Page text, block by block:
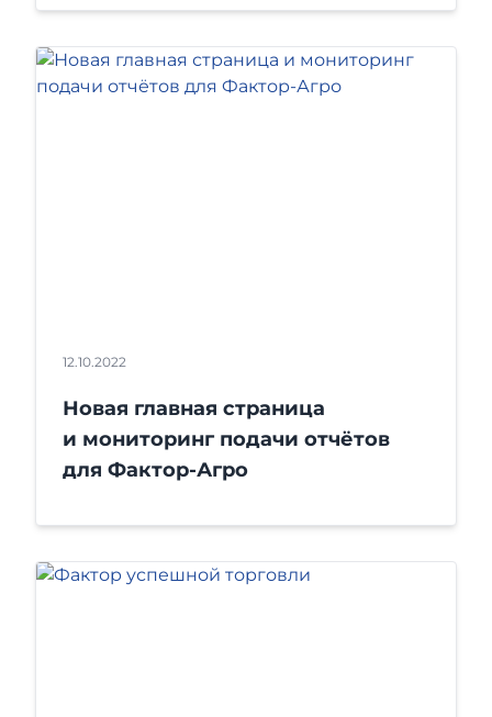
12.10.2022
Новая главная страница
и мониторинг подачи отчётов
для Фактор-Агро